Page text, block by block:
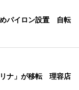
パイロン設置 自転
ナ」が移転 理容店